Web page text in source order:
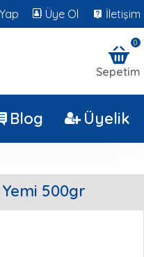
Üye Ol İletişim
Sepetim
0
Blog Üyelik
500gr